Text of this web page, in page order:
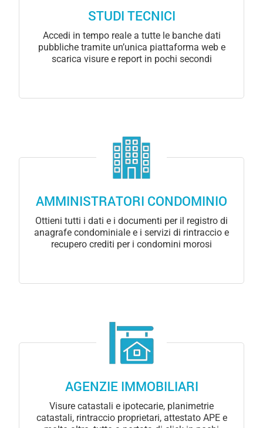
STUDI TECNICI
Accedi in tempo reale a tutte le banche dati
pubbliche tramite un’unica piattaforma web e
scarica visure e report in pochi secondi
AMMINISTRATORI CONDOMINIO
Ottieni tutti i dati e i documenti per il registro di
anagrafe condominiale e i servizi di rintraccio e
recupero crediti per i condomini morosi
AGENZIE IMMOBILIARI
Visure catastali e ipotecarie, planimetrie
catastali, rintraccio proprietari, attestato APE e